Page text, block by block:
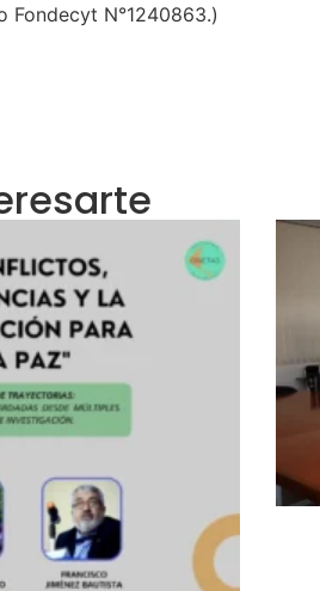
Fondecyt N°1240863.)